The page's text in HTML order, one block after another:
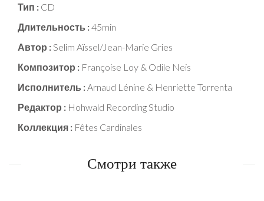
Тип : CD
Длительность :45min
Автор :Selim Aïssel/Jean-Marie Gries
Композитор : Françoise Loy & Odile Neis
Исполнитель :Arnaud Lénine & Henriette Torrenta
Редактор : Hohwald Recording Studio
Коллекция : Fêtes Cardinales
Смотри также